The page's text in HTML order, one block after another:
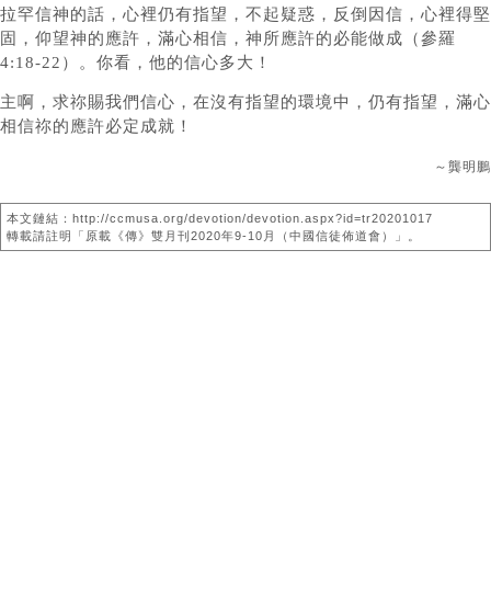
拉罕信神的話，心裡仍有指望，不起疑惑，反倒因信，心裡得堅
固，仰望神的應許，滿心相信，神所應許的必能做成（參羅
4:18-22）。你看，他的信心多大！
主啊，求祢賜我們信心，在沒有指望的環境中，仍有指望，滿心
相信祢的應許必定成就！
～龔明鵬
本文鏈結：http://ccmusa.org/devotion/devotion.aspx?id=tr20201017
轉載請註明「原載《傳》雙月刊2020年9-10月（中國信徒佈道會）」。